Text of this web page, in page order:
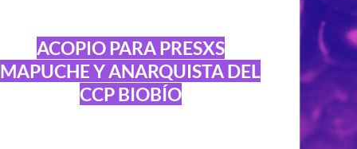
ACOPIO PARA PRESXS
MAPUCHE Y ANARQUISTA DEL
CCP BIOBÍO